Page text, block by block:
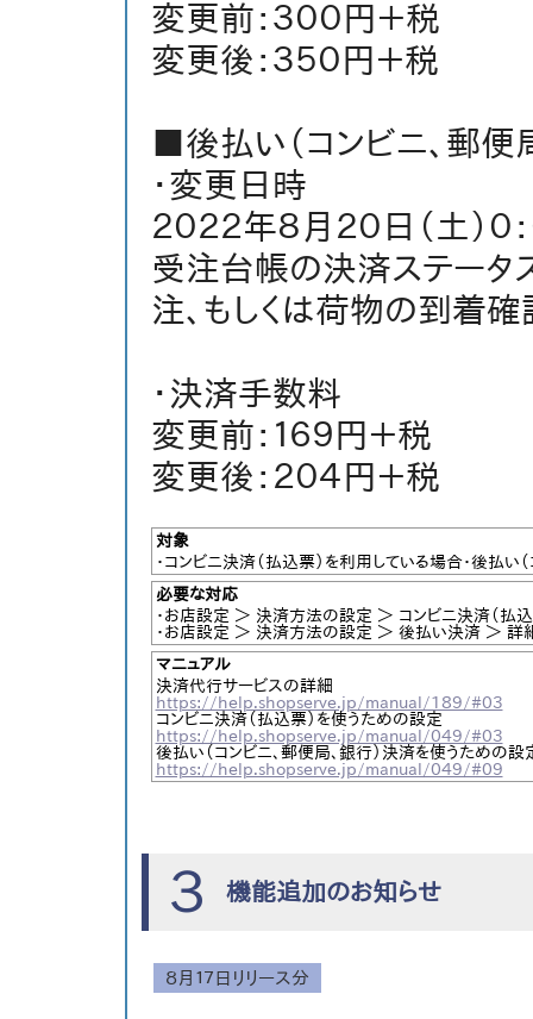
変更前：３００円＋税
変更後：３５０円＋税
■後払い（コンビニ、郵便
・変更日時
２０２２年８月２０日（土）０
受注台帳の決済ステータ
注、もしくは荷物の到着
・決済手数料
変更前：１６９円＋税
変更後：２０４円＋税
対象
・コンビニ決済（払込票）を利用している場合・後払い
必要な対応
・お店設定 ＞ 決済方法の設定 ＞ コンビニ決済（
・お店設定 ＞ 決済方法の設定 ＞ 後払い決済 ＞
マニュアル
決済代行サービスの詳細
https://help.shopserve.jp/manual/189/#03
コンビニ決済（払込票）を使うための設定
https://help.shopserve.jp/manual/049/#03
後払い（コンビニ、郵便局、銀行）決済を使うための設
https://help.shopserve.jp/manual/049/#09
３ 機能追加のお知らせ
８月１７日リリース分